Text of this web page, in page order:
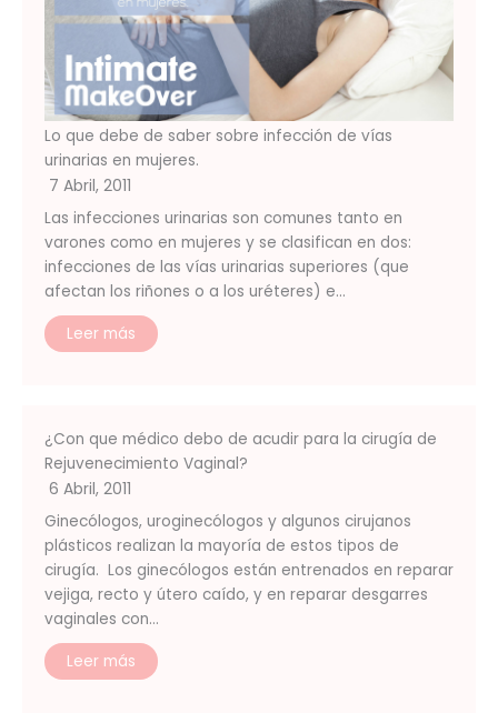
Lo que debe de saber sobre infección de vías
urinarias en mujeres.
7 Abril, 2011
Las infecciones urinarias son comunes tanto en
varones como en mujeres y se clasifican en dos:
infecciones de las vías urinarias superiores (que
afectan los riñones o a los uréteres) e…
Leer más
¿Con que médico debo de acudir para la cirugía de
Rejuvenecimiento Vaginal?
6 Abril, 2011
Ginecólogos, uroginecólogos y algunos cirujanos
plásticos realizan la mayoría de estos tipos de
cirugía. Los ginecólogos están entrenados en reparar
vejiga, recto y útero caído, y en reparar desgarres
vaginales con…
Leer más